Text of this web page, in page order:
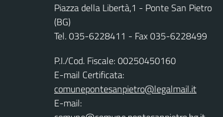
Piazza della Libertà,1 - Ponte San Pietro
(BG)
Tel. 035-6228411 - Fax 035-6228499
P.I./Cod. Fiscale: 00250450160
E-mail Certificata:
comunepontesanpietro@legalmail.it
E-mail: